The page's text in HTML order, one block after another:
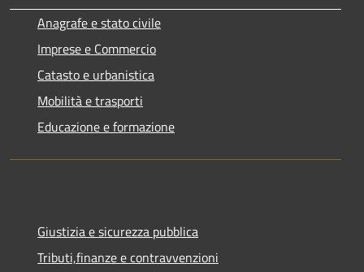
Anagrafe e stato civile
Imprese e Commercio
Catasto e urbanistica
Mobilità e trasporti
Educazione e formazione
Giustizia e sicurezza pubblica
Tributi,finanze e contravvenzioni